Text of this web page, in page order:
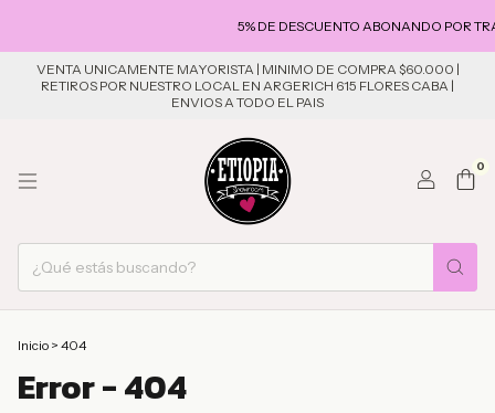
5% DE DESCUENTO ABONANDO POR
VENTA UNICAMENTE MAYORISTA | MINIMO DE COMPRA $60.000 |
RETIROS POR NUESTRO LOCAL EN ARGERICH 615 FLORES CABA |
ENVIOS A TODO EL PAIS
0
Inicio > 404
Error - 404